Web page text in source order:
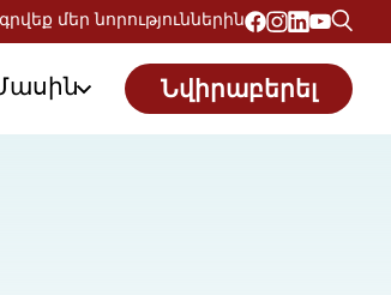
մեր նորություններին
Նվիրաբերել